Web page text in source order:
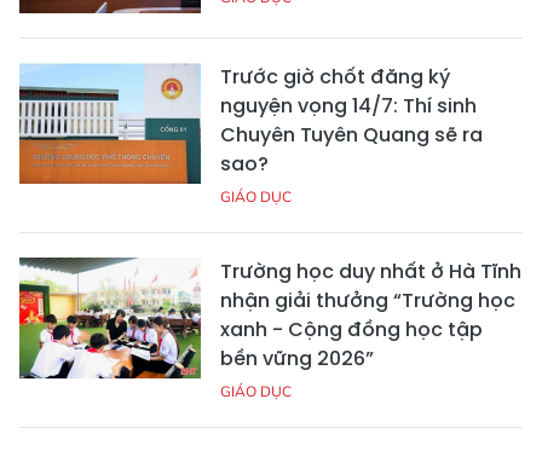
Trước giờ chốt đăng ký
nguyện vọng 14/7: Thí sinh
Chuyên Tuyên Quang sẽ ra
sao?
GIÁO DỤC
Trường học duy nhất ở Hà Tĩnh
nhận giải thưởng “Trường học
xanh - Cộng đồng học tập
bền vững 2026”
GIÁO DỤC